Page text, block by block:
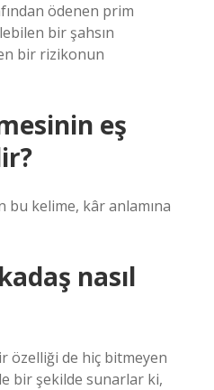
ödenen prim
bir şahsın
bir rizikonun
eş
bu kelime, kâr anlamına
nasıl
özelliği de hiç bitmeyen
bir şekilde sunarlar ki,